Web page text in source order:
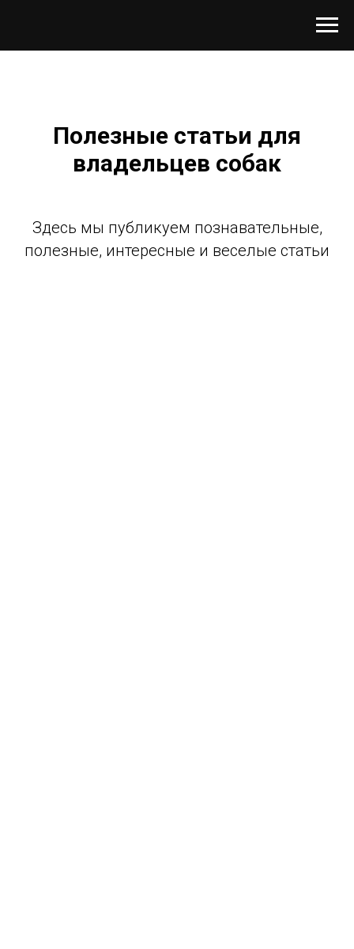
Полезные статьи для
владельцев собак
Здесь мы публикуем познавательные,
полезные, интересные и веселые статьи